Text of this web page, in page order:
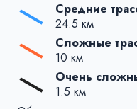
Средние
24.5 км
Сложные
10 км
Очень
1.5 км